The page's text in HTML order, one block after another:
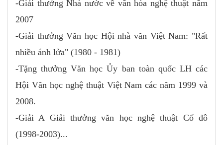
-Giải thưởng Nhà nước về văn hóa nghệ thuật năm
2007
-Giải thưởng Văn học Hội nhà văn Việt Nam: "Rất
nhiều ánh lửa" (1980 - 1981)
-Tặng thưởng Văn học Ủy ban toàn quốc LH các
Hội Văn học nghệ thuật Việt Nam các năm 1999 và
2008.
-Giải A Giải thưởng văn học nghệ thuật Cố đô
(1998-2003)...